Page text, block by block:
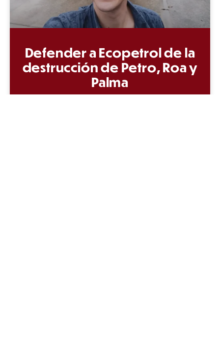
Defender a Ecopetrol de la
destrucción de Petro, Roa y
Palma